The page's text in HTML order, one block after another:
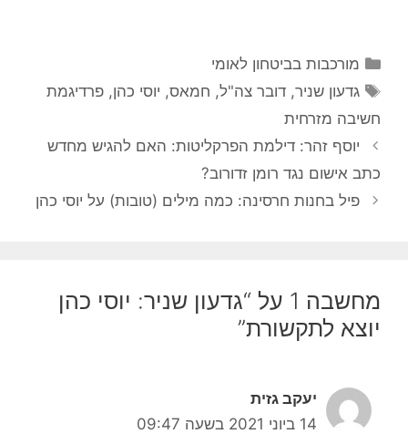
קטגוריות
מורכבות בביטחון לאומי
תגיות
גדעון שניר,דובר צה"ל, חמאס, יוסי כהן,פרדיגמת
חשיבה מזרחית
יוסף זהר: דילמת הפרקליטות: האם להגיש מחדש
כתב אישום נגד רומן זדורוב?
פיל בחנות חרסינה: כמה מילים (טובות) על יוסי כהן
מחשבה 1 על “גדעון שניר: יוסי כהן
יוצא לתקשורת”
יעקב גזית
14 ביוני 2021 בשעה 09:47